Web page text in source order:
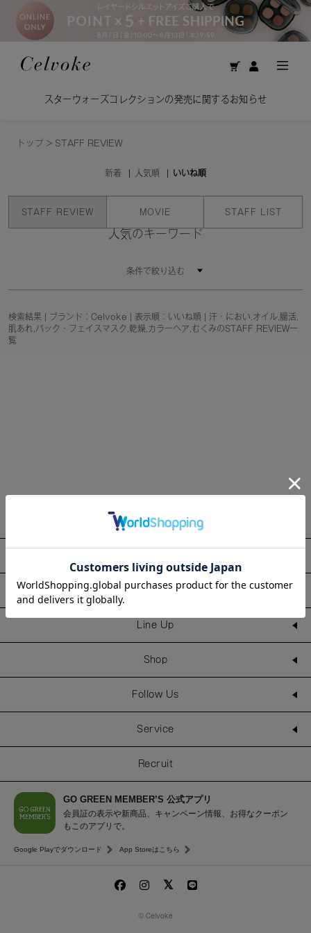
スターウォーズコレクションの発売に関するお知らせ
トップ > STAFF REVIEW
新着 人気順 いいね順
STAFF REVIEW MOVIE STAFF LIST
人気のキーワード
条件で絞り込む
検索結果 | ブランド：Celvoke | 表示順：いいね順 | 汗・におい,オイル,腸活,
肌あれ,パック・フェイスマスク,乾燥,カラーヘア,むくみのSTAFF REVIEW一
覧
Information
Line Up
Shop
Follow Us
Service
Recruit
GO GREEN MEMBER’S 公式アプリ
会員証の表示や新商品、キャンペーン情報、お得なクーポン
もこのアプリで。
Google Playでダウンロード App Storeはこちら
© Celvoke